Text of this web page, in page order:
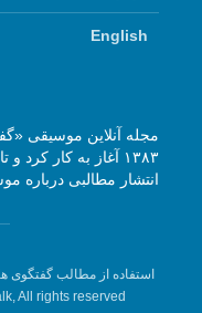
English
۱۳۸۳ آغاز به کار
انتشار مطالبی درباره
استفاده از مطالب گفتگوی
All rights reserved.